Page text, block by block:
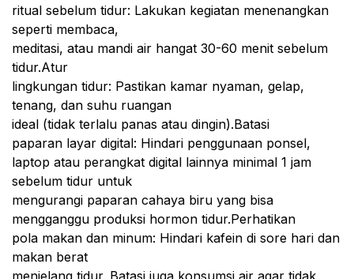
ritual sebelum tidur: Lakukan kegiatan menenangkan
seperti membaca,
meditasi, atau mandi air hangat 30-60 menit sebelum
tidur.Atur
lingkungan tidur: Pastikan kamar nyaman, gelap,
tenang, dan suhu ruangan
ideal (tidak terlalu panas atau dingin).Batasi
paparan layar digital: Hindari penggunaan ponsel,
laptop atau perangkat digital lainnya minimal 1 jam
sebelum tidur untuk
mengurangi paparan cahaya biru yang bisa
mengganggu produksi hormon tidur.Perhatikan
pola makan dan minum: Hindari kafein di sore hari dan
makan berat
menjelang tidur. Batasi juga konsumsi air agar tidak